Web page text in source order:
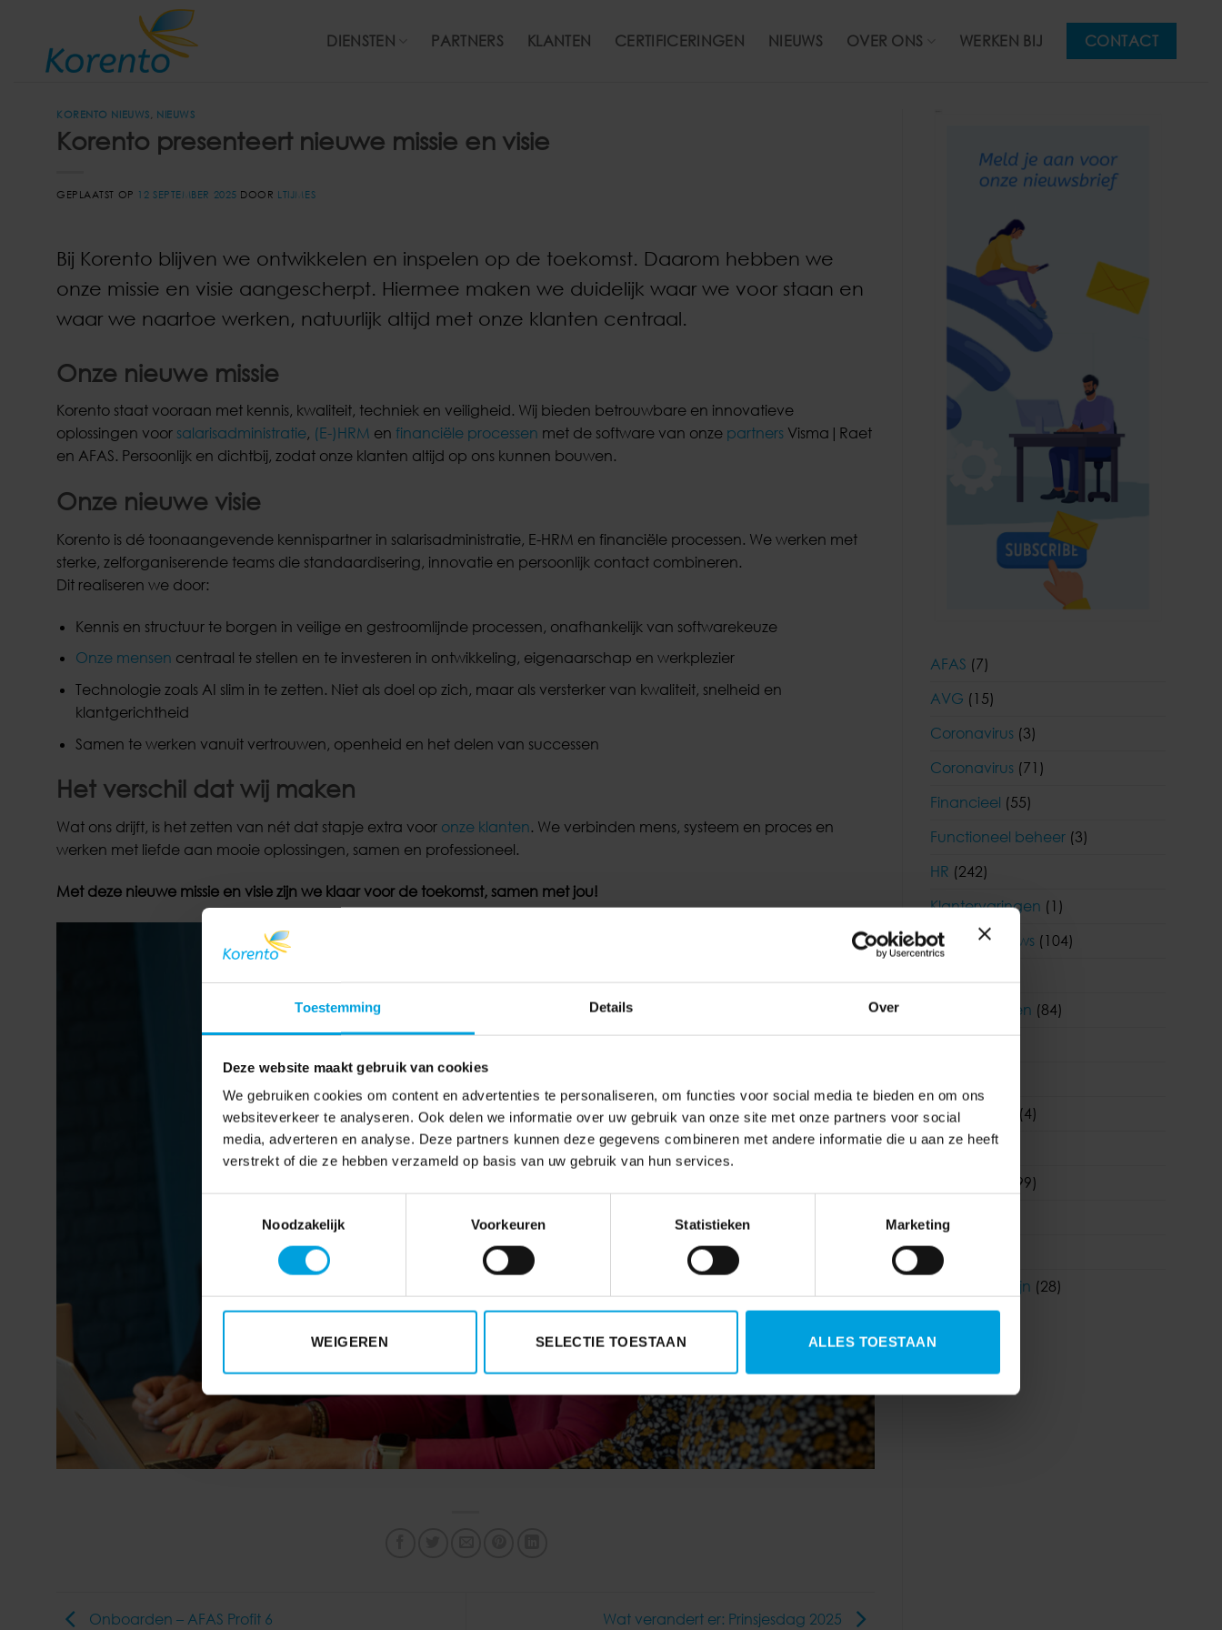
Toestemming Details Over
Deze website maakt gebruik van cookies
We gebruiken cookies om content en advertenties te personaliseren, om functies voor social media te bieden en om ons
websiteverkeer te analyseren. Ook delen we informatie over uw gebruik van onze site met onze partners voor social
media, adverteren en analyse. Deze partners kunnen deze gegevens combineren met andere informatie die u aan ze heeft
verstrekt of die ze hebben verzameld op basis van uw gebruik van hun services.
Noodzakelijk
Voorkeuren Statistieken Marketing
WEIGEREN SELECTIE TOESTAAN ALLES TOESTAAN
inhoud
DIENSTEN PARTNERS KLANTEN CERTIFICERINGEN NIEUWS OVER ONS WERKEN BIJ CONTACT
KORENTO NIEUWS NIEUWS
Korento presenteert nieuwe missie en visie
GEPLAATST OP 12 SEPTEMBER 2025 DOOR LTIJMES
Bij Korento blijven we ontwikkelen en inspelen op de toekomst. Daarom hebben we
onze missie en visie aangescherpt. Hiermee maken we duidelijk waar we voor staan en
waar we naartoe werken, natuurlijk altijd met onze klanten centraal.
Onze nieuwe missie
Korento staat vooraan met kennis, kwaliteit, techniek en veiligheid. Wij bieden betrouwbare en innovatieve
oplossingen voor salarisadministratie, (E-)HRM en financiële processen met de software van onze partners Visma|Raet
en AFAS. Persoonlijk en dichtbij, zodat onze klanten altijd op ons kunnen bouwen.
Onze nieuwe visie
Korento is dé toonaangevende kennispartner in salarisadministratie, E-HRM en financiële processen. We werken met
sterke, zelforganiserende teams die standaardisering, innovatie en persoonlijk contact combineren.
Dit realiseren we door:
Kennis en structuur te borgen in veilige en gestroomlijnde processen, onafhankelijk van softwarekeuze
Onze mensen centraal te stellen en te investeren in ontwikkeling, eigenaarschap en werkplezier
Technologie zoals AI slim in te zetten. Niet als doel op zich, maar als versterker van kwaliteit, snelheid en
klantgerichtheid
Samen te werken vanuit vertrouwen, openheid en het delen van successen
Het verschil dat wij maken
Wat ons drijft, is het zetten van nét dat stapje extra voor onze klanten. We verbinden mens, systeem en proces en
werken met liefde aan mooie oplossingen, samen en professioneel.
Met deze nieuwe missie en visie zijn we klaar voor de toekomst, samen met jou!
Onboarden – AFAS Profit 6 Wat verandert er: Prinsjesdag 2025
AFAS (7)
AVG (15)
Coronavirus (3)
Coronavirus (71)
Financieel (55)
Functioneel beheer (3)
HR (242)
Klantervaringen (1)
Korento nieuws (104)
Nieuwsbrieven (84)
Visma|Raet
(4)
WAB (19)
(99)
WKR
Youforce
Zorg en welzijn (28)